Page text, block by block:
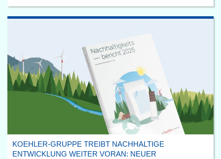
KOEHLER-GRUPPE TREIBT NACHHALTIGE
ENTWICKLUNG WEITER VORAN: NEUER